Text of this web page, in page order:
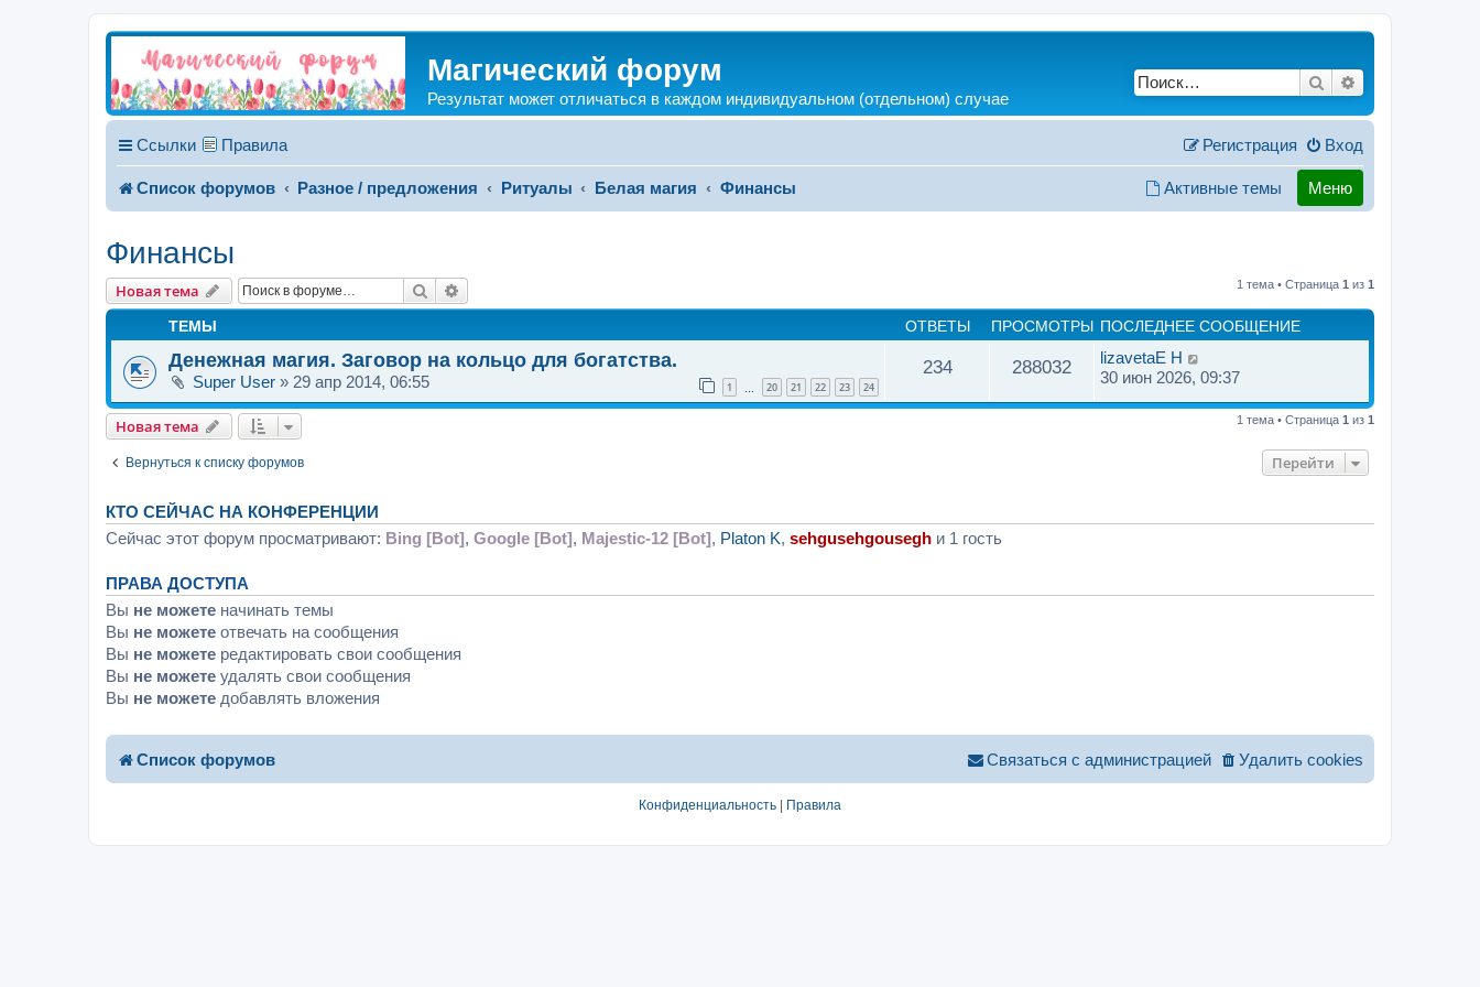
Магический форум
Результат может отличаться в каждом индивидуальном (отдельном) случае
Поиск
Ссылки Правила Вход
Регистрация
Список форумов Разное / предложения Ритуалы Белая магия Финансы Активные темы Меню
Финансы
Новая тема Поиск 1 тема • Страница 1 из 1
ТЕМЫ ОТВЕТЫ ПРОСМОТРЫ ПОСЛЕДНЕЕ СООБЩЕНИЕ
Денежная магия. Заговор на кольцо для богатства.
Super User » 29 апр 2014, 06:55 1 20 21 22 23 24
234 288032
lizavetaE H
30 июн 2026, 09:37
Новая тема 1 тема • Страница 1 из 1
Вернуться к списку форумов Перейти
КТО СЕЙЧАС НА КОНФЕРЕНЦИИ
Сейчас этот форум просматривают: Bing [Bot], Google [Bot], Majestic-12 [Bot], Platon K, sehgusehgousegh и 1 гость
ПРАВА ДОСТУПА
Вы не можете начинать темы
Вы не можете отвечать на сообщения
Вы не можете редактировать свои сообщения
Вы не можете удалять свои сообщения
Вы не можете добавлять вложения
Список форумов Удалить cookies
Связаться с администрацией
Конфиденциальность Правила